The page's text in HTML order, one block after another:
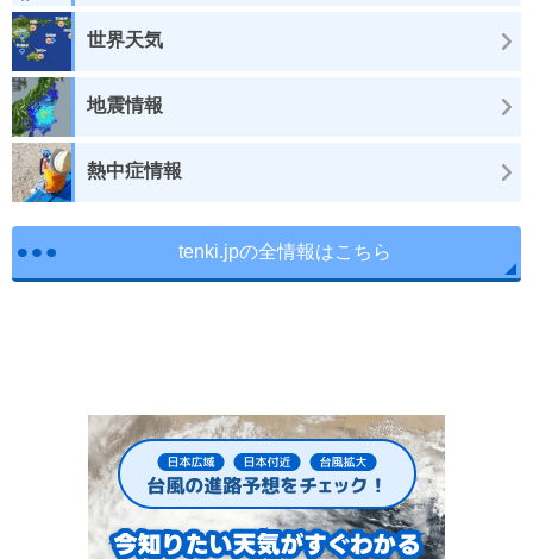
世界天気
地震情報
熱中症情報
tenki.jpの全情報はこちら